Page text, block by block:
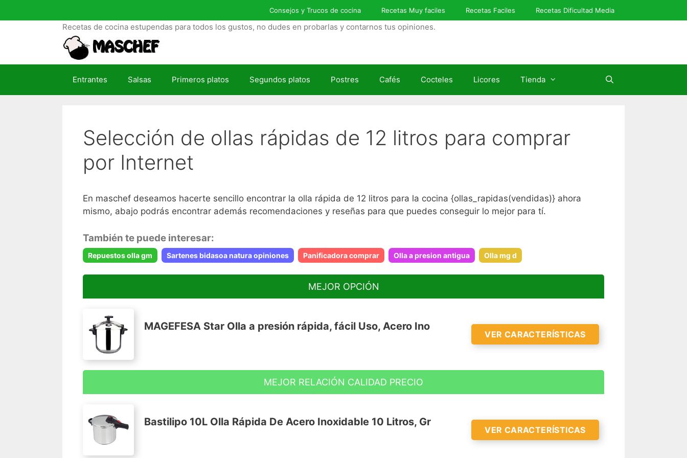
a
l
Consejos y Trucos de cocina Recetas Muy faciles Recetas Faciles Recetas Dificultad Media
Recetas de cocina estupendas para todos los gustos, no dudes en probarlas y contarnos tus opiniones.
Entrantes Salsas Primeros platos Segundos platos Postres Cafés Cocteles Licores Tienda
Selección de ollas rápidas de 12 litros para comprar
por Internet
En maschef deseamos hacerte sencillo encontrar la olla rápida de 12 litros para la cocina {ollas_rapidas(vendidas)} ahora
mismo, abajo podrás encontrar además recomendaciones y reseñas para que puedes conseguir lo mejor para tí.
También te puede interesar:
Repuestos olla gm Sartenes bidasoa natura opiniones Panificadora comprar Olla a presion antigua Olla mg d
MEJOR OPCIÓN
MAGEFESA Star Olla a presión rápida, fácil Uso, Acero Ino
VER CARACTERÍSTICAS
APTO PARA TODO TIPO DE COCINAS: Fondo INDUCCIÓN TOTAL "Full induction".
75% menos energía para producir el calor que necesitas para cocinar.
MATERIALES RESISTENTES: está fabricada en acero inoxidable 18/10 muy
resistente al desgaste, fondo termo difusor encapsulado de 5 capas para un
MEJOR RELACIÓN CALIDAD PRECIO
Bastilipo 10L Olla Rápida De Acero Inoxidable 10 Litros, Gr
VER CARACTERÍSTICAS